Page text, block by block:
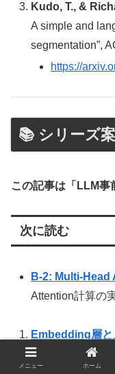
Kudo, T., &
A simple and
segmentation”,
https://
📚 シリーズ
この記事は「LLM事
次に読む
B-2: Multi-Head
Attention計算の
Embedding層
Multi-Head
メニュー ホーム